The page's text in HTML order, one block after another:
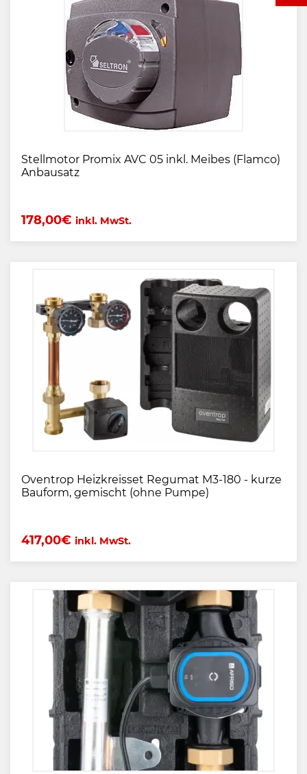
Stellmotor Promix AVC 05 inkl. Meibes (Flamco)
Anbausatz
178,00€ inkl. MwSt.
Oventrop Heizkreisset Regumat M3-180 - kurze
Bauform, gemischt (ohne Pumpe)
417,00€ inkl. MwSt.